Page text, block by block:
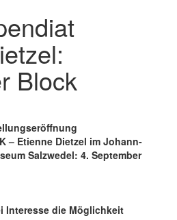
Block
– Etienne Dietzel im Johann-
Salzwedel: 4. September
Interesse die Möglichkeit